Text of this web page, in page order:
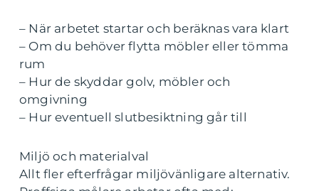
– När arbetet startar och beräknas vara klart
– Om du behöver flytta möbler eller tömma
rum
– Hur de skyddar golv, möbler och
omgivning
– Hur eventuell slutbesiktning går till
Miljö och materialval
Allt fler efterfrågar miljövänligare alternativ.